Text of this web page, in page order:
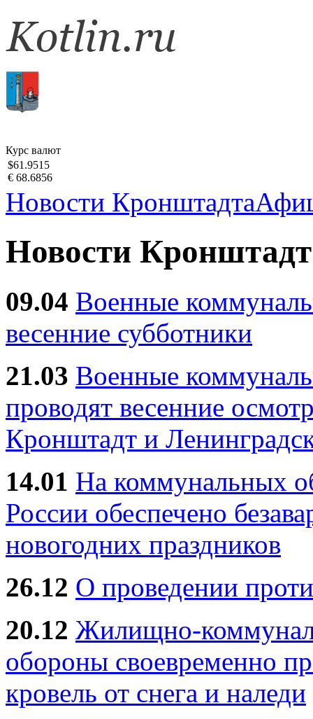
Курс валют
$61.9515
€ 68.6856
Новости Кронштадта
Новости
09.04 Военные
весенние субботники
21.03 Военные
проводят весенние
Кронштадт и
14.01 На коммунальных
России обеспечено
новогодних праздников
26.12 О проведении
20.12 Жилищно-
обороны своевременно
кровель от снега и наледи